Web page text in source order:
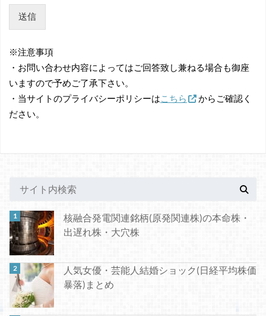
送信
※注意事項
・お問い合わせ内容によってはご回答致し兼ねる場合も御座
いますので予めご了承下さい。
・当サイトのプライバシーポリシーはこちら
からご確認く
ださい。
核融合発電関連銘柄(原発関連株)の本命株・
出遅れ株・大穴株
人気女優・芸能人結婚ショック(日経平均株価
暴落)まとめ